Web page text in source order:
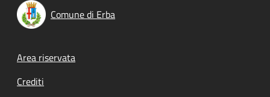
Comune di Erba
Footer menu
Area riservata
Crediti